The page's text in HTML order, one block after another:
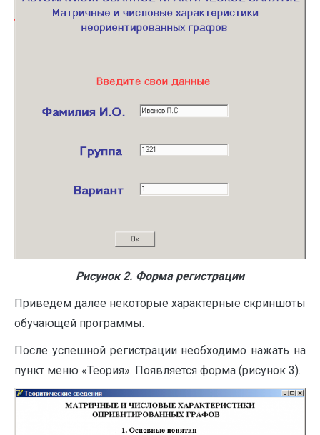
Рисунок 2. Форма регистрации
Приведем далее некоторые характерные скриншоты
обучающей программы.
После успешной регистрации необходимо нажать на
пункт меню «Теория». Появляется форма (рисунок 3).